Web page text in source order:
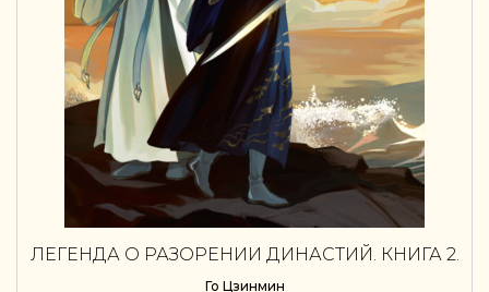
ЛЕГЕНДА О РАЗОРЕНИИ ДИНАСТИЙ. КНИГА 2.
Го Цзинмин